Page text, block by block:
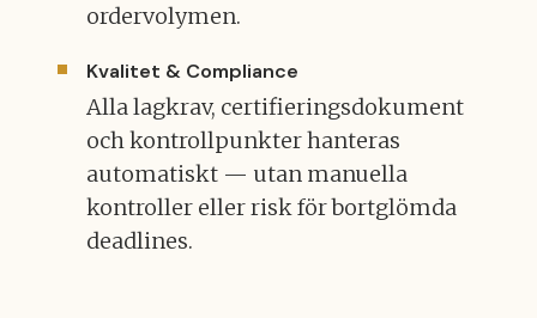
ordervolymen.
Kvalitet & Compliance
Alla lagkrav, certifieringsdokument
och kontrollpunkter hanteras
automatiskt — utan manuella
kontroller eller risk för bortglömda
deadlines.